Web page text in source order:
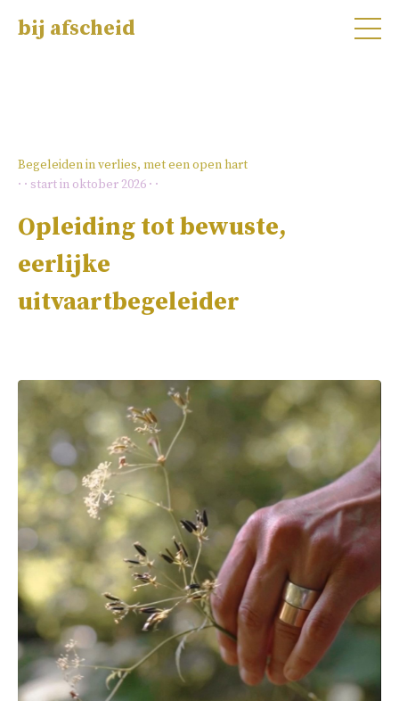
bij afscheid
Begeleiden in verlies, met een open hart
· · start in oktober 2026 · ·
Opleiding tot bewuste,
eerlijke
uitvaartbegeleider